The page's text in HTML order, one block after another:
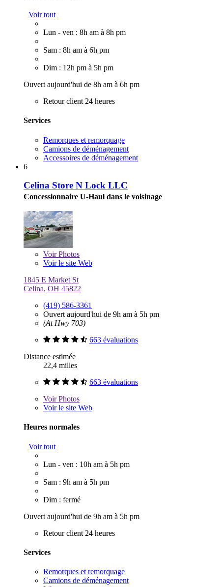
Voir tout
Lun - ven : 8h am à 8h pm
Sam : 8h am à 6h pm
Dim : 12h pm à 5h pm
Ouvert aujourd'hui de 8h am à 6h pm
Retour client 24 heures
Services
Remorques et remorquage
Camions de déménagement
Accessoires de déménagement
6
Celina Store N Lock LLC
Concessionnaire U-Haul dans le voisinage
VoirPhotos
Voir le site Web
1845 E Market St
Celina, OH 45822
(419) 586-3361
Ouvert aujourd'hui de 9h am à 5h pm
(At Hwy 703)
663 évaluations
Distance estimée
22,4 milles
663 évaluations
VoirPhotos
Voir le site Web
Heures normales
Voir tout
Lun - ven : 10h am à 5h pm
Sam : 9h am à 5h pm
Dim : fermé
Ouvert aujourd'hui de 9h am à 5h pm
Retour client 24 heures
Services
Remorques et remorquage
Camions de déménagement